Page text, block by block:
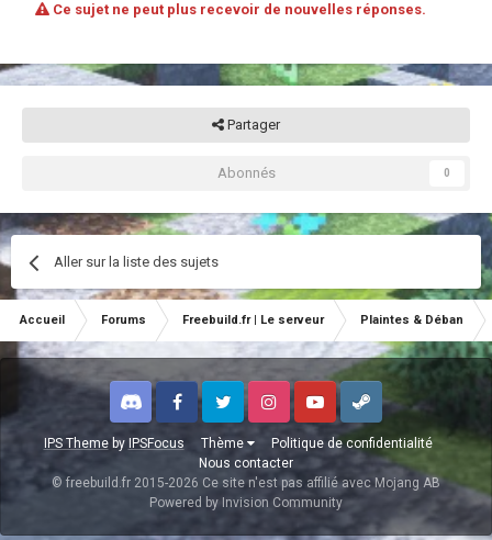
Ce sujet ne peut plus recevoir de nouvelles réponses.
Partager
Abonnés 0
Aller sur la liste des sujets
Accueil Forums Freebuild.fr | Le serveur Plaintes & Déban
IPS Themeby IPSFocus Thème
Politique de confidentialité
Nous contacter
Discord FacebookTwitter InstagramYoutubeSteam
© freebuild.fr 2015-2026 Ce site n'est pas affilié avec Mojang AB
Powered by Invision Community